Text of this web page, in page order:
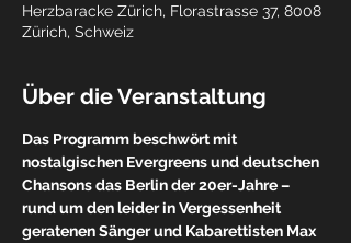
Herzbaracke Zürich, Florastrasse 37, 8008
Zürich, Schweiz
Über die Veranstaltung
Das Programm beschwört mit
nostalgischen Evergreens und deutschen
Chansons das Berlin der 20er-Jahre –
rund um den leider in Vergessenheit
geratenen Sänger und Kabarettisten Max